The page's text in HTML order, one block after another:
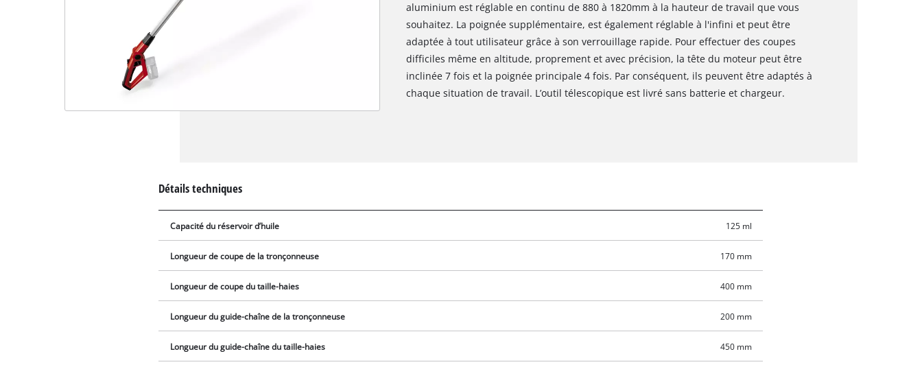
This content is not permitted to load due
visitor. The website owner needs to setup
aluminium est réglable en continu de 880 à 1820mm à la hauteur de travail que vous
souhaitez. La poignée supplémentaire, est également réglable à l'infini et peut être
adaptée à tout utilisateur grâce à son verrouillage rapide. Pour effectuer des coupes
difficiles même en altitude, proprement et avec précision, la tête du moteur peut être
inclinée 7 fois et la poignée principale 4 fois. Par conséquent, ils peuvent être adaptés à
chaque situation de travail. L’outil télescopique est livré sans batterie et chargeur.
Détails techniques
Capacité du réservoir d’huile 125 ml
Longueur de coupe de la tronçonneuse 170 mm
Longueur de coupe du taille-haies 400 mm
Longueur du guide-chaîne de la tronçonneuse 200 mm
Longueur du guide-chaîne du taille-haies 450 mm